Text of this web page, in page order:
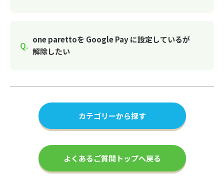
one parettoを Google Pay に設定しているが
解除したい
カテゴリーから探す
よくあるご質問トップへ戻る